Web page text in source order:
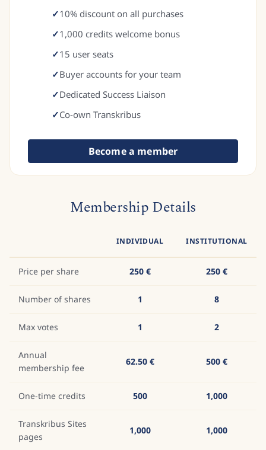
✓10% discount on all purchases
✓1,000 credits welcome bonus
✓15 user seats
✓Buyer accounts for your team
✓Dedicated Success Liaison
✓Co-own Transkribus
Become a member
Membership Details
INDIVIDUAL INSTITUTIONAL
Price per share 250 € 250 €
Number of shares 1 8
Max votes 1 2
Annual
membership fee
62.50 € 500 €
One-time credits 500 1,000
Transkribus Sites
pages
1,000 1,000